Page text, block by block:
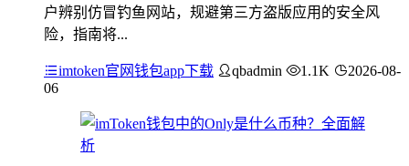
户辨别仿冒钓鱼网站，规避第三方盗版应用的安全风
险，指南将...
imtoken官网钱包app下载 qbadmin 1.1K
2026-08-
06